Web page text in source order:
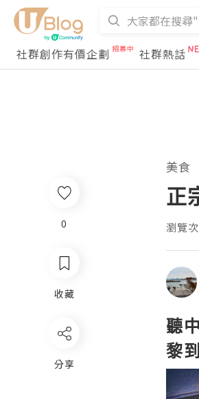
社群創作有價企劃 社群熱話
0
收藏
分享
美食
正
瀏覽
聽
黎